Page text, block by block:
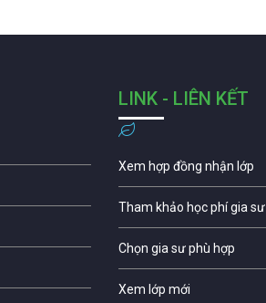
LINK - LIÊN KẾT
Xem hợp đồng nhận lớp
Tham khảo học phí gia sư
Chọn gia sư phù hợp
Xem lớp mới